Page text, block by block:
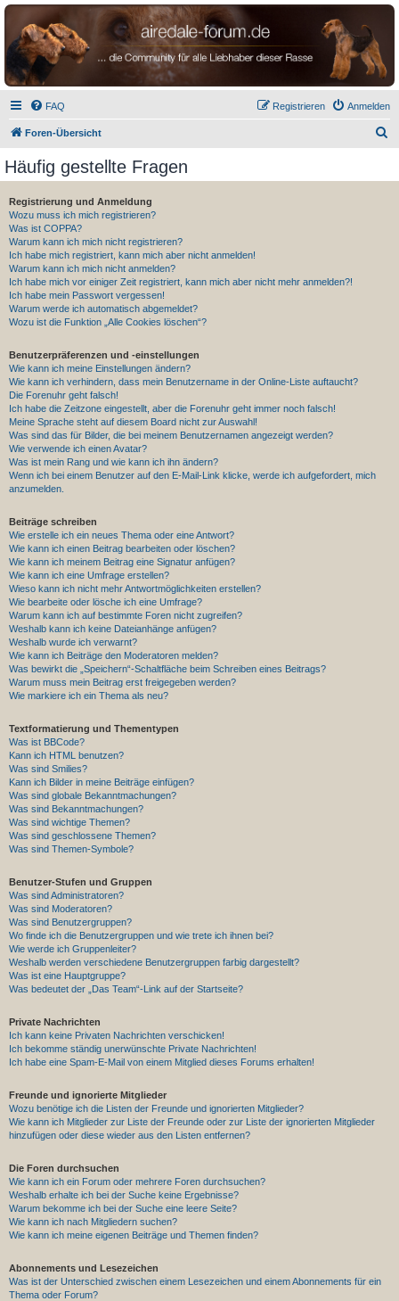
airedale-forum.de
FAQ Anmelden
Registrieren
Foren-Übersicht
Häufig gestellte Fragen
Registrierung und Anmeldung
Wozu muss ich mich registrieren?
Was ist COPPA?
Warum kann ich mich nicht registrieren?
Ich habe mich registriert, kann mich aber nicht anmelden!
Warum kann ich mich nicht anmelden?
Ich habe mich vor einiger Zeit registriert, kann mich aber nicht mehr anmelden?!
Ich habe mein Passwort vergessen!
Warum werde ich automatisch abgemeldet?
Wozu ist die Funktion „Alle Cookies löschen“?
Benutzerpräferenzen und -einstellungen
Wie kann ich meine Einstellungen ändern?
Wie kann ich verhindern, dass mein Benutzername in der Online-Liste auftaucht?
Die Forenuhr geht falsch!
Ich habe die Zeitzone eingestellt, aber die Forenuhr geht immer noch falsch!
Meine Sprache steht auf diesem Board nicht zur Auswahl!
Was sind das für Bilder, die bei meinem Benutzernamen angezeigt werden?
Wie verwende ich einen Avatar?
Was ist mein Rang und wie kann ich ihn ändern?
Wenn ich bei einem Benutzer auf den E-Mail-Link klicke, werde ich aufgefordert, mich
anzumelden.
Beiträge schreiben
Wie erstelle ich ein neues Thema oder eine Antwort?
Wie kann ich einen Beitrag bearbeiten oder löschen?
Wie kann ich meinem Beitrag eine Signatur anfügen?
Wie kann ich eine Umfrage erstellen?
Wieso kann ich nicht mehr Antwortmöglichkeiten erstellen?
Wie bearbeite oder lösche ich eine Umfrage?
Warum kann ich auf bestimmte Foren nicht zugreifen?
Weshalb kann ich keine Dateianhänge anfügen?
Weshalb wurde ich verwarnt?
Wie kann ich Beiträge den Moderatoren melden?
Was bewirkt die „Speichern“-Schaltfläche beim Schreiben eines Beitrags?
Warum muss mein Beitrag erst freigegeben werden?
Wie markiere ich ein Thema als neu?
Textformatierung und Thementypen
Was ist BBCode?
Kann ich HTML benutzen?
Was sind Smilies?
Kann ich Bilder in meine Beiträge einfügen?
Was sind globale Bekanntmachungen?
Was sind Bekanntmachungen?
Was sind wichtige Themen?
Was sind geschlossene Themen?
Was sind Themen-Symbole?
Benutzer-Stufen und Gruppen
Was sind Administratoren?
Was sind Moderatoren?
Was sind Benutzergruppen?
Wo finde ich die Benutzergruppen und wie trete ich ihnen bei?
Wie werde ich Gruppenleiter?
Weshalb werden verschiedene Benutzergruppen farbig dargestellt?
Was ist eine Hauptgruppe?
Was bedeutet der „Das Team“-Link auf der Startseite?
Private Nachrichten
Ich kann keine Privaten Nachrichten verschicken!
Ich bekomme ständig unerwünschte Private Nachrichten!
Ich habe eine Spam-E-Mail von einem Mitglied dieses Forums erhalten!
Freunde und ignorierte Mitglieder
Wozu benötige ich die Listen der Freunde und ignorierten Mitglieder?
Wie kann ich Mitglieder zur Liste der Freunde oder zur Liste der ignorierten Mitglieder
hinzufügen oder diese wieder aus den Listen entfernen?
Die Foren durchsuchen
Wie kann ich ein Forum oder mehrere Foren durchsuchen?
Weshalb erhalte ich bei der Suche keine Ergebnisse?
Warum bekomme ich bei der Suche eine leere Seite?
Wie kann ich nach Mitgliedern suchen?
Wie kann ich meine eigenen Beiträge und Themen finden?
Abonnements und Lesezeichen
Was ist der Unterschied zwischen einem Lesezeichen und einem Abonnements für ein
Thema oder Forum?